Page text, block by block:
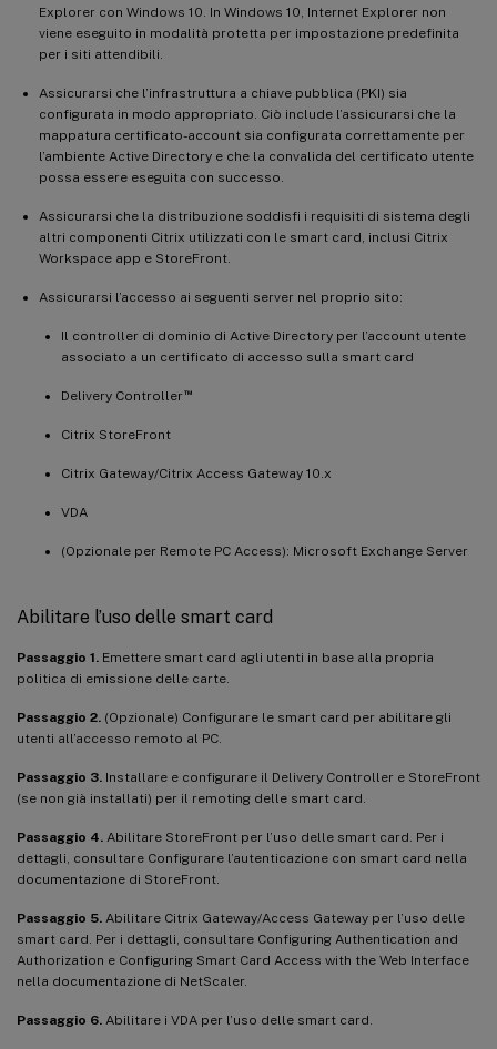
Explorer con Windows 10. In Windows 10, Internet Explorer non
viene eseguito in modalità protetta per impostazione predefinita
per i siti attendibili.
Assicurarsi che l’infrastruttura a chiave pubblica (PKI) sia
configurata in modo appropriato. Ciò include l’assicurarsi che la
mappatura certificato-account sia configurata correttamente per
l’ambiente Active Directory e che la convalida del certificato utente
possa essere eseguita con successo.
Assicurarsi che la distribuzione soddisfi i requisiti di sistema degli
altri componenti Citrix utilizzati con le smart card, inclusi Citrix
Workspace app e StoreFront.
Assicurarsi l’accesso ai seguenti server nel proprio sito:
Il controller di dominio di Active Directory per l’account utente
associato a un certificato di accesso sulla smart card
Delivery Controller™
Citrix StoreFront
Citrix Gateway/Citrix Access Gateway 10.x
VDA
(Opzionale per Remote PC Access): Microsoft Exchange Server
Abilitare l’uso delle smart card
Passaggio 1. Emettere smart card agli utenti in base alla propria
politica di emissione delle carte.
Passaggio 2. (Opzionale) Configurare le smart card per abilitare gli
utenti all’accesso remoto al PC.
Passaggio 3. Installare e configurare il Delivery Controller e StoreFront
(se non già installati) per il remoting delle smart card.
Passaggio 4. Abilitare StoreFront per l’uso delle smart card. Per i
dettagli, consultare Configurare l’autenticazione con smart card nella
documentazione di StoreFront.
Passaggio 5. Abilitare Citrix Gateway/Access Gateway per l’uso delle
smart card. Per i dettagli, consultare Configuring Authentication and
Authorization e Configuring Smart Card Access with the Web Interface
nella documentazione di NetScaler.
Passaggio 6. Abilitare i VDA per l’uso delle smart card.